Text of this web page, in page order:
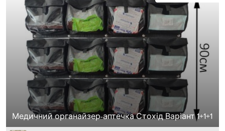
Медичний органайзер-аптечка Стохід Варіант 1+1+1